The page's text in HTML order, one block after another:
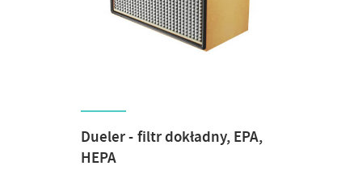
Dueler - filtr dokładny, EPA,
HEPA